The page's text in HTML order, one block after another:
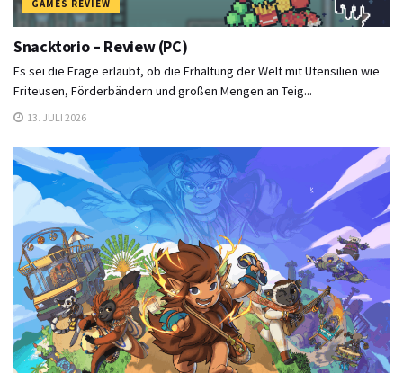
GAMES REVIEW
Snacktorio – Review (PC)
Es sei die Frage erlaubt, ob die Erhaltung der Welt mit Utensilien wie
Friteusen, Förderbändern und großen Mengen an Teig...
13. JULI 2026